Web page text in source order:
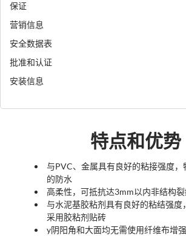
保证
营销信息
安全数据表
批准和认证
安装信息
特点和优势
与PVC、金属具有良好的粘接强度，
的防水
高柔性，可抵抗达3mm以内非结构裂
与水泥基胶粘剂具有良好的粘结强度
采用胶粘剂贴砖
y阴阳角和大面均无需使用纤维布增强